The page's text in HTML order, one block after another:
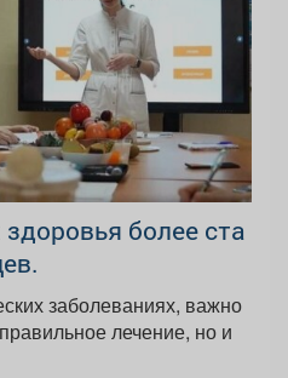
более ста
заболеваниях, важно
лечение, но и